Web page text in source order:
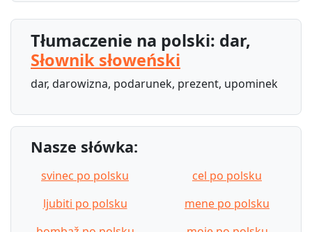
Tłumaczenie na polski: dar,
Słownik słoweński
dar, darowizna, podarunek, prezent, upominek
Nasze słówka:
svinec po polsku
cel po polsku
ljubiti po polsku
mene po polsku